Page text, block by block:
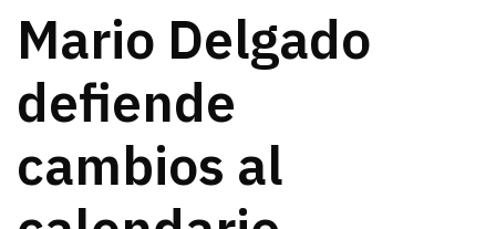
Mario Delgado
defiende
cambios al